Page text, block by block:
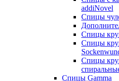
addiNovel
Спицы
Спицы
Спицы
Спицы
Спицы Gamma